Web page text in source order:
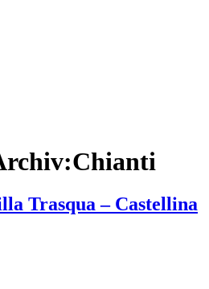
Trasqua – Castellina